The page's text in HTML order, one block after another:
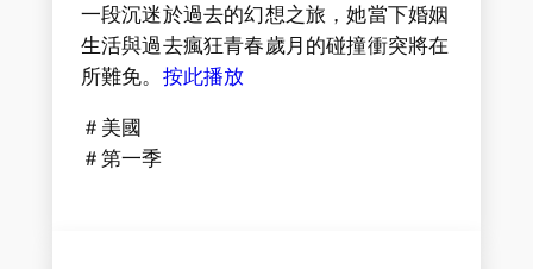
一段沉迷於過去的幻想之旅，她當下婚姻
生活與過去瘋狂青春歲月的碰撞衝突將在
所難免。 按此播放
＃美國
＃第一季